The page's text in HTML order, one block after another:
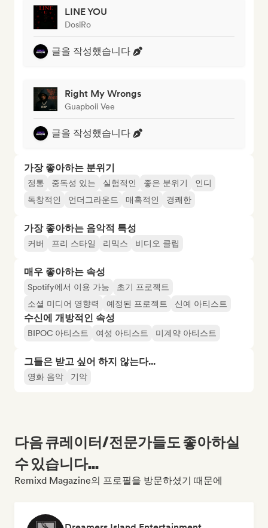
LINE YOU
DosiRo
글을 작성했습니다
Right My Wrongs
Guapboii Vee
글을 작성했습니다
가장 좋아하는 분위기
정통 중독성 있는 실험적인 좋은 분위기
인디
독창적인
언더그라운드 매혹적인 경쾌한
가장 좋아하는 음악적 특성
커버 프리 스타일 리믹스 비디오 클립
매우 좋아하는 속성
Spotify에서 이용 가능
초기 프로젝트
소셜 미디어 영향력
예정된 프로젝트 신예 아티스트
수신에 개방적인 속성
BIPOC 아티스트 여성 아티스트 미계약 아티스트
그들은 받고 싶어 하지 않는다...
영화 음악 기악
다음 큐레이터/전문가들도 좋아하실
수 있습니다...
Remixd Magazine의 프로필을 방문하셨기 때문에